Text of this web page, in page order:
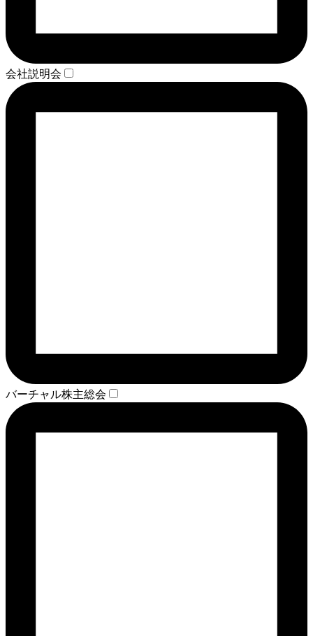
会社説明会
バーチャル株主総会